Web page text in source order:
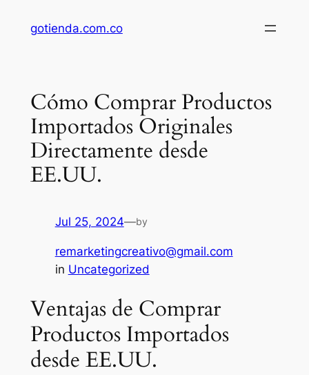
gotienda.com.co
Cómo Comprar Productos
Importados Originales
Directamente desde
EE.UU.
Jul 25, 2024—by
remarketingcreativo@gmail.com
in Uncategorized
Ventajas de Comprar
Productos Importados
desde EE.UU.